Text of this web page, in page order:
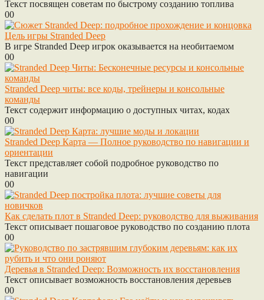
Текст посвящен советам по быстрому созданию топлива
00
Цель игры Stranded Deep
В игре Stranded Deep игрок оказывается на необитаемом
00
Stranded Deep читы: все коды, трейнеры и консольные
команды
Текст содержит информацию о доступных читах, кодах
00
Stranded Deep Карта — Полное руководство по навигации и
ориентации
Текст представляет собой подробное руководство по
навигации
00
Как сделать плот в Stranded Deep: руководство для выживания
Текст описывает пошаговое руководство по созданию плота
00
Деревья в Stranded Deep: Возможность их восстановления
Текст описывает возможность восстановления деревьев
00